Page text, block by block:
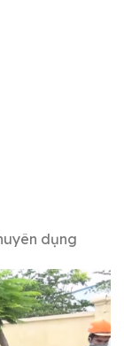
dụng